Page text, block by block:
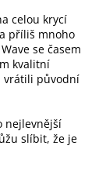
celou krycí
příliš mnoho
se časem
kvalitní
vrátili původní
nejlevnější
slíbit, že je